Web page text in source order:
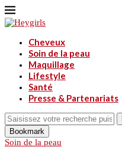
Cheveux
Soin de la peau
Maquillage
Lifestyle
Santé
Presse & Partenariats
Bookmark
Soin de la peau